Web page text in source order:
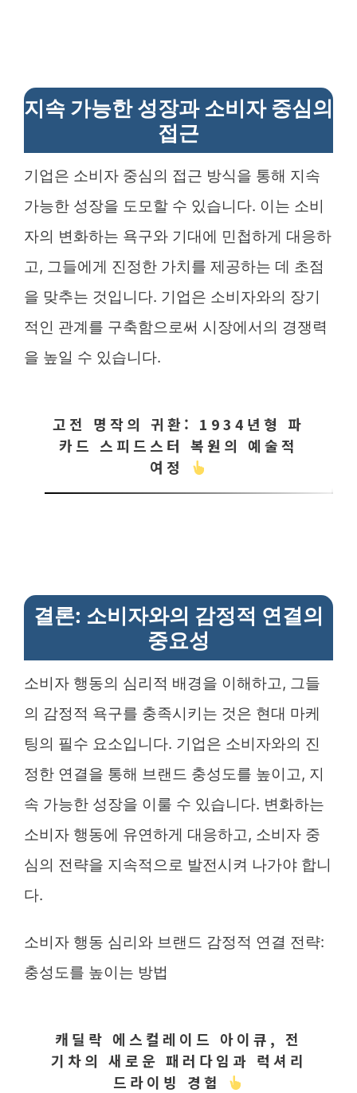
지속 가능한 성장과 소비자 중심의
접근
기업은 소비자 중심의 접근 방식을 통해 지속
가능한 성장을 도모할 수 있습니다. 이는 소비
자의 변화하는 욕구와 기대에 민첩하게 대응하
고, 그들에게 진정한 가치를 제공하는 데 초점
을 맞추는 것입니다. 기업은 소비자와의 장기
적인 관계를 구축함으로써 시장에서의 경쟁력
을 높일 수 있습니다.
고전 명작의 귀환: 1934년형 파
카드 스피드스터 복원의 예술적
여정
결론: 소비자와의 감정적 연결의
중요성
소비자 행동의 심리적 배경을 이해하고, 그들
의 감정적 욕구를 충족시키는 것은 현대 마케
팅의 필수 요소입니다. 기업은 소비자와의 진
정한 연결을 통해 브랜드 충성도를 높이고, 지
속 가능한 성장을 이룰 수 있습니다. 변화하는
소비자 행동에 유연하게 대응하고, 소비자 중
심의 전략을 지속적으로 발전시켜 나가야 합니
다.
소비자 행동 심리와 브랜드 감정적 연결 전략:
충성도를 높이는 방법
캐딜락 에스컬레이드 아이큐, 전
기차의 새로운 패러다임과 럭셔리
드라이빙 경험